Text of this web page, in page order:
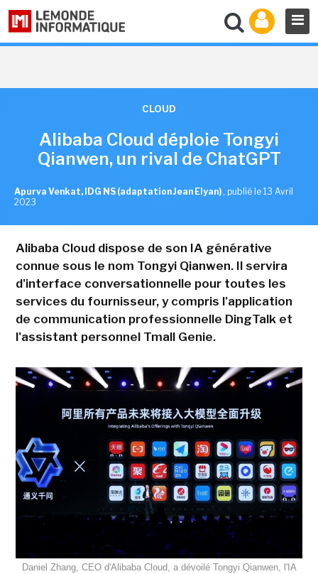
CLOUD
Alibaba Cloud déploie Tongyi
Qianwen, un rival de ChatGPT
Apurva Venkat, IDG NS (adaptation Jean Elyan) , publié le 13 Avril
2023
Alibaba Cloud dispose de son IA générative
connue sous le nom Tongyi Qianwen. Il servira
d'interface conversationnelle pour toutes les
services du fournisseur, y compris l'application
de communication professionnelle DingTalk et
l'assistant personnel Tmall Genie.
Daniel Zhang, CEO d'Alibaba Cloud, a dévoilé Tongyi Qianwen, l'IA